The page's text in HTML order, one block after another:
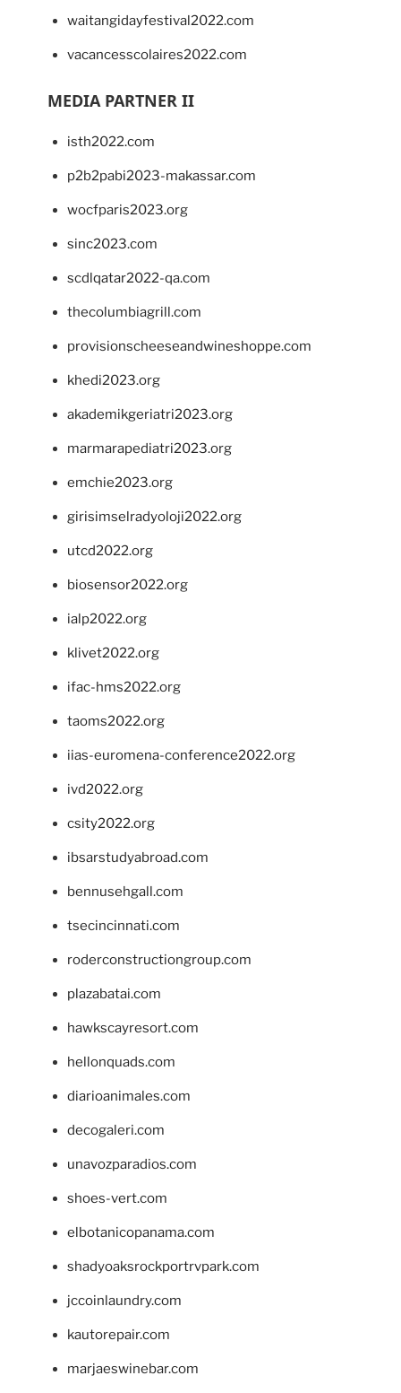
waitangidayfestival2022.com
vacancesscolaires2022.com
MEDIA PARTNER II
isth2022.com
p2b2pabi2023-makassar.com
wocfparis2023.org
sinc2023.com
scdlqatar2022-qa.com
thecolumbiagrill.com
provisionscheeseandwineshoppe.com
khedi2023.org
akademikgeriatri2023.org
marmarapediatri2023.org
emchie2023.org
girisimselradyoloji2022.org
utcd2022.org
biosensor2022.org
ialp2022.org
klivet2022.org
ifac-hms2022.org
taoms2022.org
iias-euromena-conference2022.org
ivd2022.org
csity2022.org
ibsarstudyabroad.com
bennusehgall.com
tsecincinnati.com
roderconstructiongroup.com
plazabatai.com
hawkscayresort.com
hellonquads.com
diarioanimales.com
decogaleri.com
unavozparadios.com
shoes-vert.com
elbotanicopanama.com
shadyoaksrockportrvpark.com
jccoinlaundry.com
kautorepair.com
marjaeswinebar.com